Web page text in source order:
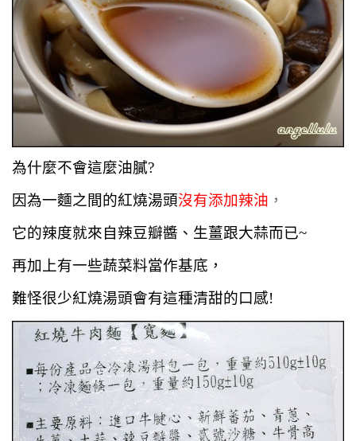
為什麼不會這麼油膩?
因為一麵之間的紅燒湯頭沒有添加辣油 ，
它的辣度就來自辣豆瓣醬、生薑跟大蒜而已~
再加上有一些蔬菜料當作基底，
難怪很少紅燒湯頭會有這種清甜的口感!